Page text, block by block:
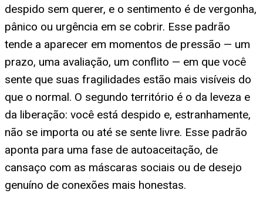
despido sem querer, e o sentimento é de vergonha,
pânico ou urgência em se cobrir. Esse padrão
tende a aparecer em momentos de pressão — um
prazo, uma avaliação, um conflito — em que você
sente que suas fragilidades estão mais visíveis do
que o normal. O segundo território é o da leveza e
da liberação: você está despido e, estranhamente,
não se importa ou até se sente livre. Esse padrão
aponta para uma fase de autoaceitação, de
cansaço com as máscaras sociais ou de desejo
genuíno de conexões mais honestas.